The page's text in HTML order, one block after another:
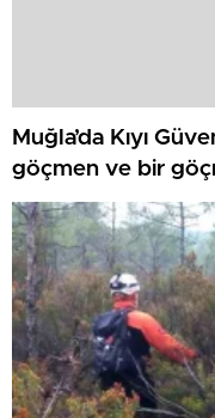
Muğla’da Kıyı
göçmen ve bir